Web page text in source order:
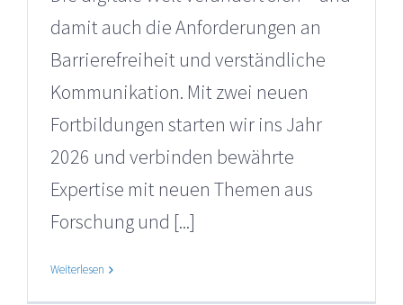
damit auch die Anforderungen an
Barrierefreiheit und verständliche
Kommunikation. Mit zwei neuen
Fortbildungen starten wir ins Jahr
2026 und verbinden bewährte
Expertise mit neuen Themen aus
Forschung und [...]
Weiterlesen